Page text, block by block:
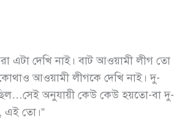
এটা দেখি নাই। বাট আওয়ামী লীগ তো
আওয়ামী লীগকে দেখি নাই। দু-
অনুযায়ী কেউ কেউ হয়তো-বা দু-
এই তো।”